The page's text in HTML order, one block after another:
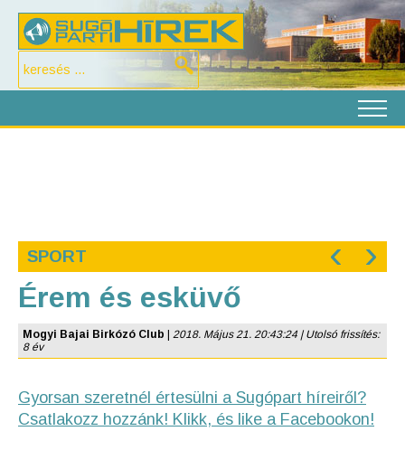
SPORT ‹ ›
Érem és esküvő
Mogyi Bajai Birkózó Club
2018. Május 21. 20:43:24 | Utolsó frissítés:
8 év
Gyorsan szeretnél értesülni a Sugópart híreiről?
Csatlakozz hozzánk! Klikk, és like a Facebookon!